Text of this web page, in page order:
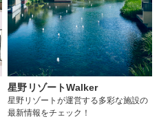
星野リゾートWalker
星野リゾートが運営する多彩な施設の
最新情報をチェック！